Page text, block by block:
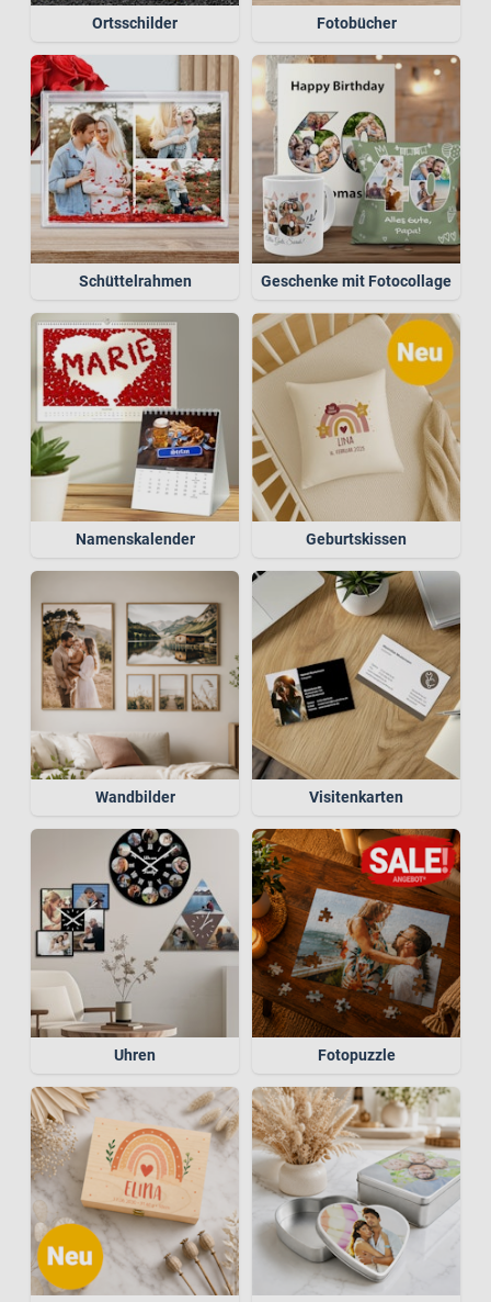
Ortsschilder Fotobücher
Schüttelrahmen Geschenke mit Fotocollage
Namenskalender Geburtskissen
Wandbilder Visitenkarten
Uhren Fotopuzzle